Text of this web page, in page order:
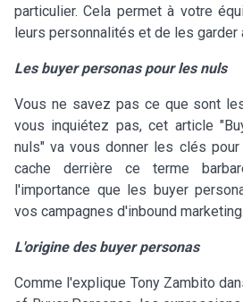
particulier. Cela permet à votre
leurs personnalités et de les garder
Les buyer personas pour les nuls
Vous ne savez pas ce que sont
vous inquiétez pas, cet article
nuls" va vous donner les clés
cache derrière ce terme
l'importance que les buyer
vos campagnes d'inbound marketing.
L'origine des buyer personas
Comme l'explique Tony Zambito